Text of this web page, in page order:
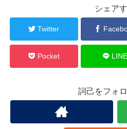
シェア
Twitter
Pocket LINE
詞己をフォ